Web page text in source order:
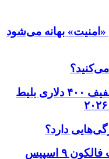
«امنیت» بهانه می‌شود
می‌کنید؟
فرصت استثنایی: دریافت تخفیف ۴۰۰ دلاری بلیط
دارد؟
برخورد قطعه غیرفعال راکت فالکون ۹ اسپیس